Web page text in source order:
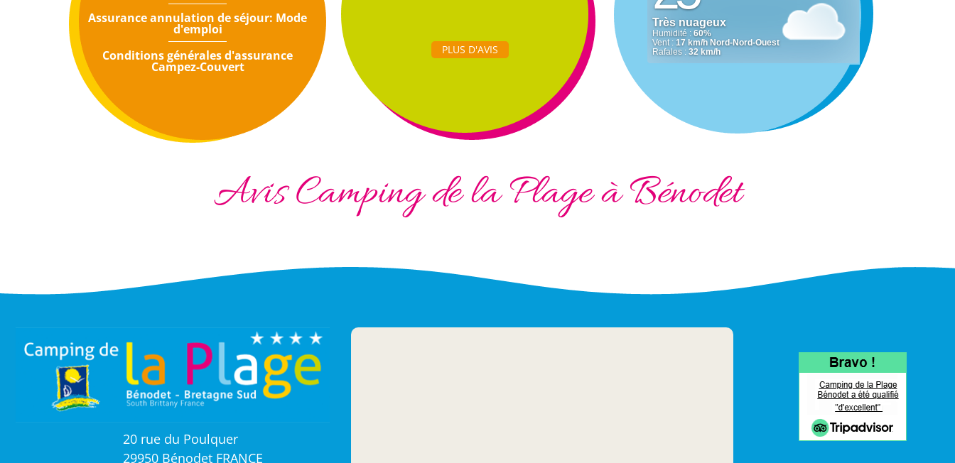
Assurance annulation de séjour: Mode
d'emploi
Conditions générales d'assurance
Campez-Couvert
PLUS D'AVIS
Avis Camping de la Plage à Bénodet
20 rue du Poulquer
29950 Bénodet FRANCE